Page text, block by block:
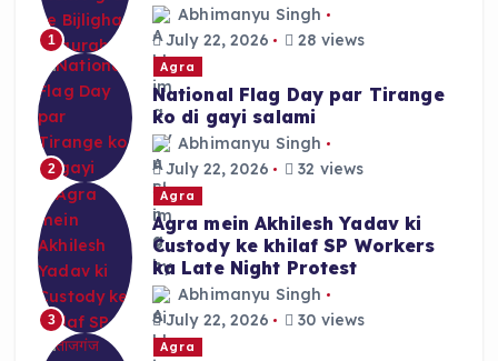
1
Abhimanyu Singh
July 22, 2026
28 views
2
Agra
National Flag Day par Tirange
ko di gayi salami
Abhimanyu Singh
July 22, 2026
32 views
3
Agra
Agra mein Akhilesh Yadav ki
Custody ke khilaf SP Workers
ka Late Night Protest
Abhimanyu Singh
July 22, 2026
30 views
Agra